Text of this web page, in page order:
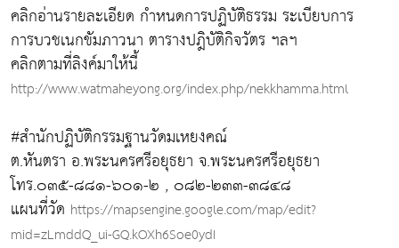
คลิกอ่านรายละเอียด กำหนดการปฏิบัติธรรม ระเบียบการ
การบวชเนกขัมภาวนา ตารางปฎิบัติกิจวัตร ฯลฯ
คลิกตามที่ลิงค์มาให้นี้
http://www.watmaheyong.org/index.php/nekkhamma.html
#สำนักปฏิบัติกรรมฐานวัดมเหยงคณ์
ต.หันตรา อ.พระนครศรีอยุธยา จ.พระนครศรีอยุธยา
โทร.๐๓๕-๘๘๑-๖๐๑-๒ , ๐๘๒-๒๓๓-๓๘๔๘
แผนที่วัด https://mapsengine.google.com/map/edit?
mid=zLmddQ_ui-GQ.kOXh6Soe0ydI